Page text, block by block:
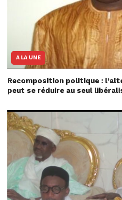
A LA UNE
Recomposition politique :
peut se réduire au seul